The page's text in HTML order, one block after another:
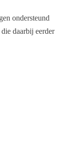
ondersteund
daarbij eerder